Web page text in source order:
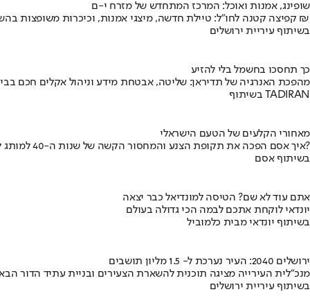
שופינג, אמנות ואוכל: המרכז המתחדש של מזרח י-ם
קפיצה קטנה לחו"ל: טיילת חדשה, מיצגי אמנות, וכיכרות משופצות בהשקעה של 100 מיליון ₪
בשיתוף עיריית ירושלים
כך תחסכו בחשמל בלי להזיע
מהפכת האנרגיה של תדיראן: שליטה, אבטחת מידע וניהול אקלים חכם
בשיתוף TADIRAN
מאחורי הקלעים של הטעם הישראלי
איך אסם הפכה את תקופת הצנע והמחסור הקשה של שנות ה-40 למותג לאומי?
בשיתוף אסם
אתם עוד לא שם? הטיסה למונדיאל כבר יצאה
יונדאי לוקחת אתכם לבמה הכי גדולה בעולם
בשיתוף יונדאי מבית כלמוביל
ירושלים 2040: העיר נערכת ל- 1.5 מליון תושבים
מנכ"לית העירייה מציגה תוכנית להשארת הצעירים ובניית עתיד הדור
בשיתוף עיריית ירושלים